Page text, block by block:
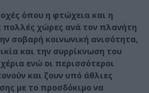
όπου η φτώχεια και η
πολλές χώρες ανά τον πλανήτη
σοβαρή κοινωνική ανισότητα,
και την συρρίκνωση του
ενώ οι περισσότεροι
και ζουν υπό άθλιες
με το προσδόκιμο να